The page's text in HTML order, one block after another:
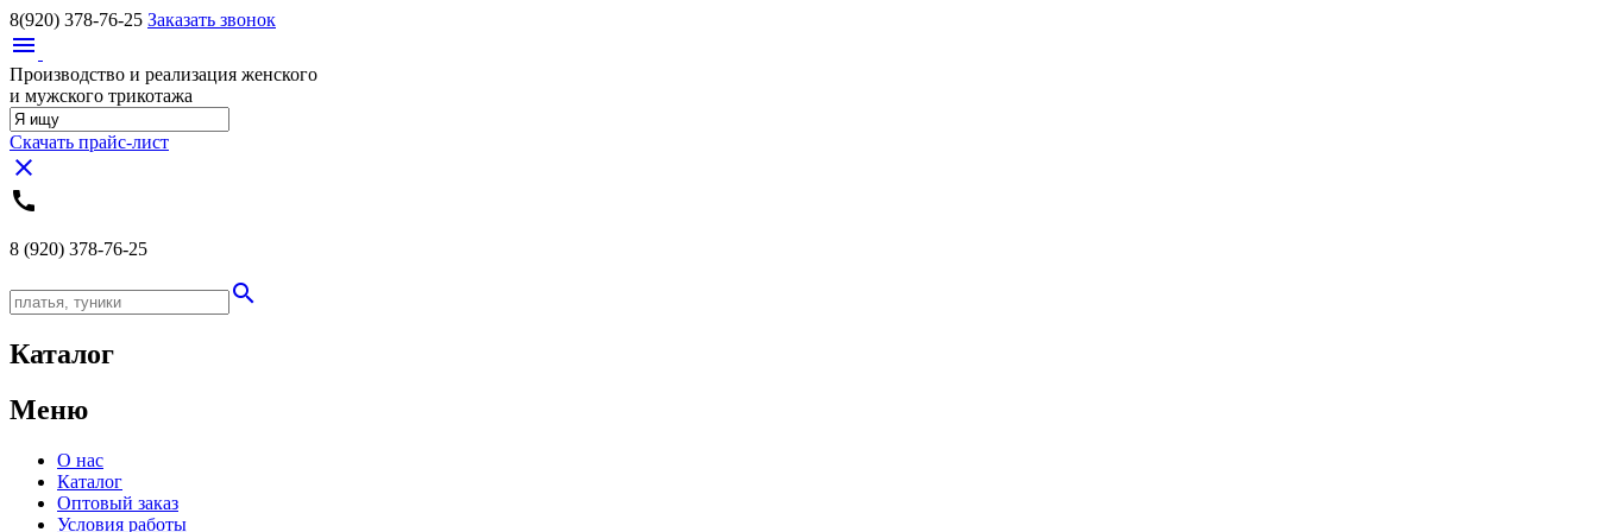
8(920) 378-76-25 Заказать звонок
menu
Производство и реализация женского
и мужского трикотажа
Скачать прайс-лист
close
call
8 (920) 378-76-25
search
Каталог
Меню
О нас
Каталог
Оптовый заказ
Условия работы